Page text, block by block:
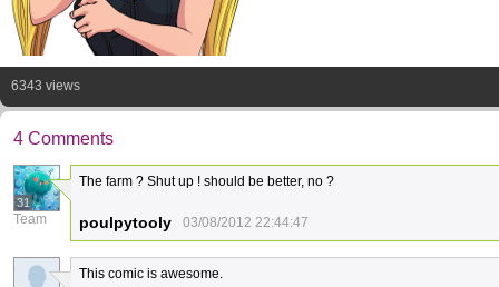
6343 views
4 Comments
31
Team
The farm ? Shut up ! should be better, no ?
poulpytooly 03/08/2012 22:44:47
This comic is awesome.